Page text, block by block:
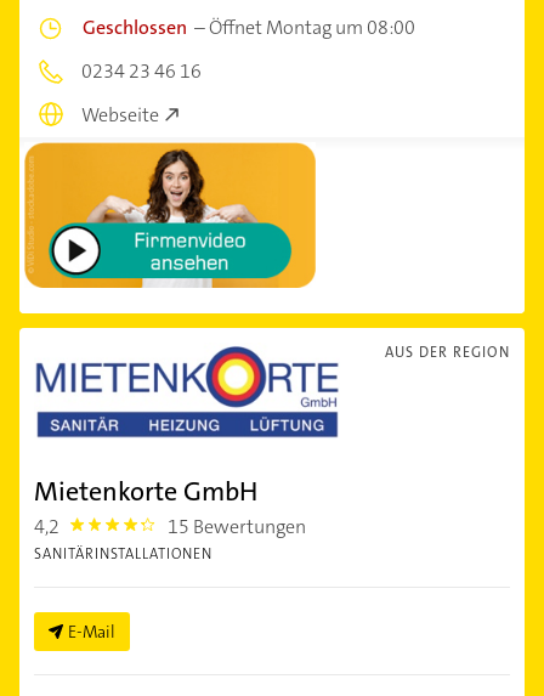
Geschlossen –Öffnet Montag um 08:00
0234 23 46 16
Webseite
AUS DER REGION
Mietenkorte GmbH
4,2 4.2000003 15 Bewertungen
SANITÄRINSTALLATIONEN
E-Mail